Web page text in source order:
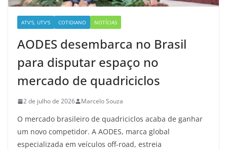
ATV'S, UTV'S COTIDIANO NOTÍCIAS
AODES desembarca no Brasil
para disputar espaço no
mercado de quadriciclos
2 de julho de 2026 Marcelo Souza
O mercado brasileiro de quadriciclos acaba de ganhar
um novo competidor. A AODES, marca global
especializada em veículos off-road, estreia